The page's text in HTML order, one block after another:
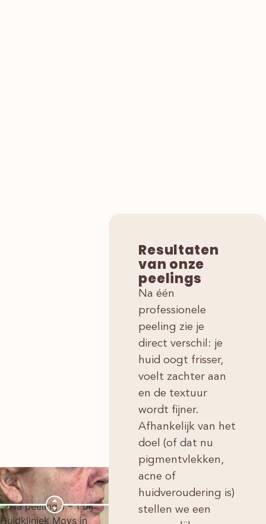
Resultaten
van onze
peelings
Na één
professionele
peeling zie je
direct verschil: je
huid oogt frisser,
voelt zachter aan
en de textuur
wordt fijner.
Afhankelijk van het
doel (of dat nu
pigmentvlekken,
acne of
huidveroudering is)
stellen we een